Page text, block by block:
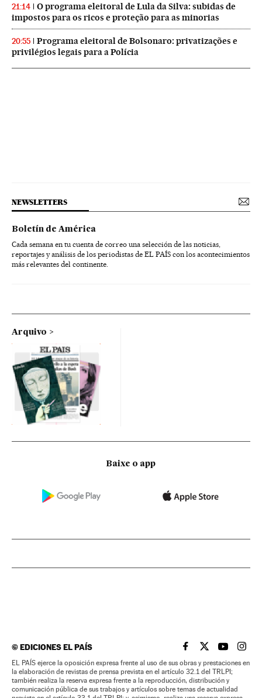
21:14
O programa eleitoral de Lula da Silva: subidas de
impostos para os ricos e proteção para as minorias
20:55
Programa eleitoral de Bolsonaro: privatizações e
privilégios legais para a Polícia
NEWSLETTERS
Boletín de América
Cada semana en tu cuenta de correo una selección de las noticias,
reportajes y análisis de los periodistas de EL PAÍS con los acontecimientos
más relevantes del continente.
Arquivo
Baixe o app
©EDICIONES EL PAÍS EL PAÍS BRASIL EN
EL PAÍSEL PAÍS
EL
EL PAÍS ejerce la oposición expresa frente al uso de sus obras y prestaciones en
la elaboración de revistas de prensa prevista en el artículo 32.1 del TRLPI;
también realiza la reserva expresa frente a la reproducción, distribución y
comunicación pública de sus trabajos y artículos sobre temas de actualidad